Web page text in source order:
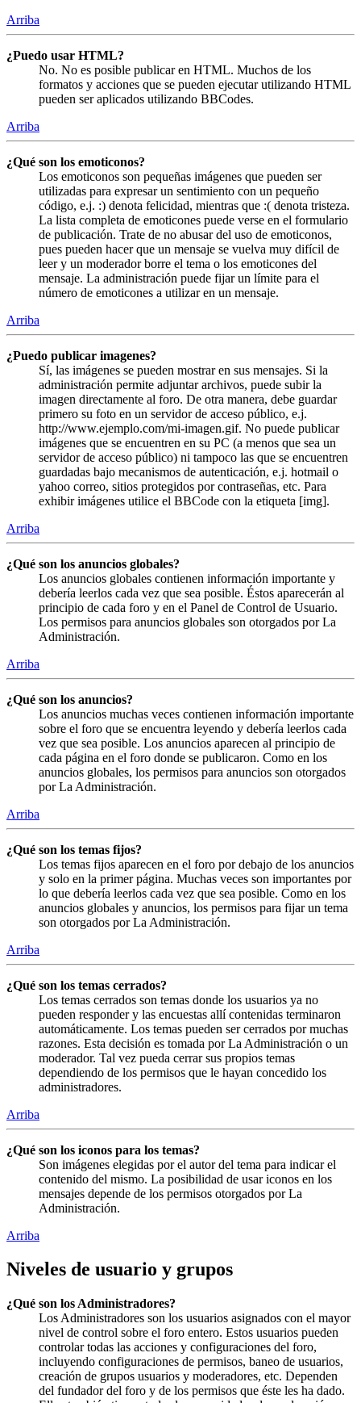
Arriba
¿Puedo usar HTML?
No. No es posible publicar en HTML. Muchos de los
formatos y acciones que se pueden ejecutar utilizando HTML
pueden ser aplicados utilizando BBCodes.
Arriba
¿Qué son los emoticonos?
Los emoticonos son pequeñas imágenes que pueden ser
utilizadas para expresar un sentimiento con un pequeño
código, e.j. :) denota felicidad, mientras que :( denota tristeza.
La lista completa de emoticones puede verse en el formulario
de publicación. Trate de no abusar del uso de emoticonos,
pues pueden hacer que un mensaje se vuelva muy difícil de
leer y un moderador borre el tema o los emoticones del
mensaje. La administración puede fijar un límite para el
número de emoticones a utilizar en un mensaje.
Arriba
¿Puedo publicar imagenes?
Sí, las imágenes se pueden mostrar en sus mensajes. Si la
administración permite adjuntar archivos, puede subir la
imagen directamente al foro. De otra manera, debe guardar
primero su foto en un servidor de acceso público, e.j.
http://www.ejemplo.com/mi-imagen.gif. No puede publicar
imágenes que se encuentren en su PC (a menos que sea un
servidor de acceso público) ni tampoco las que se encuentren
guardadas bajo mecanismos de autenticación, e.j. hotmail o
yahoo correo, sitios protegidos por contraseñas, etc. Para
exhibir imágenes utilice el BBCode con la etiqueta [img].
Arriba
¿Qué son los anuncios globales?
Los anuncios globales contienen información importante y
debería leerlos cada vez que sea posible. Éstos aparecerán al
principio de cada foro y en el Panel de Control de Usuario.
Los permisos para anuncios globales son otorgados por La
Administración.
Arriba
¿Qué son los anuncios?
Los anuncios muchas veces contienen información importante
sobre el foro que se encuentra leyendo y debería leerlos cada
vez que sea posible. Los anuncios aparecen al principio de
cada página en el foro donde se publicaron. Como en los
anuncios globales, los permisos para anuncios son otorgados
por La Administración.
Arriba
¿Qué son los temas fijos?
Los temas fijos aparecen en el foro por debajo de los anuncios
y solo en la primer página. Muchas veces son importantes por
lo que debería leerlos cada vez que sea posible. Como en los
anuncios globales y anuncios, los permisos para fijar un tema
son otorgados por La Administración.
Arriba
¿Qué son los temas cerrados?
Los temas cerrados son temas donde los usuarios ya no
pueden responder y las encuestas allí contenidas terminaron
automáticamente. Los temas pueden ser cerrados por muchas
razones. Esta decisión es tomada por La Administración o un
moderador. Tal vez pueda cerrar sus propios temas
dependiendo de los permisos que le hayan concedido los
administradores.
Arriba
¿Qué son los iconos para los temas?
Son imágenes elegidas por el autor del tema para indicar el
contenido del mismo. La posibilidad de usar iconos en los
mensajes depende de los permisos otorgados por La
Administración.
Arriba
Niveles de usuario y grupos
¿Qué son los Administradores?
Los Administradores son los usuarios asignados con el mayor
nivel de control sobre el foro entero. Estos usuarios pueden
controlar todas las acciones y configuraciones del foro,
incluyendo configuraciones de permisos, baneo de usuarios,
creación de grupos usuarios y moderadores, etc. Dependen
del fundador del foro y de los permisos que éste les ha dado.